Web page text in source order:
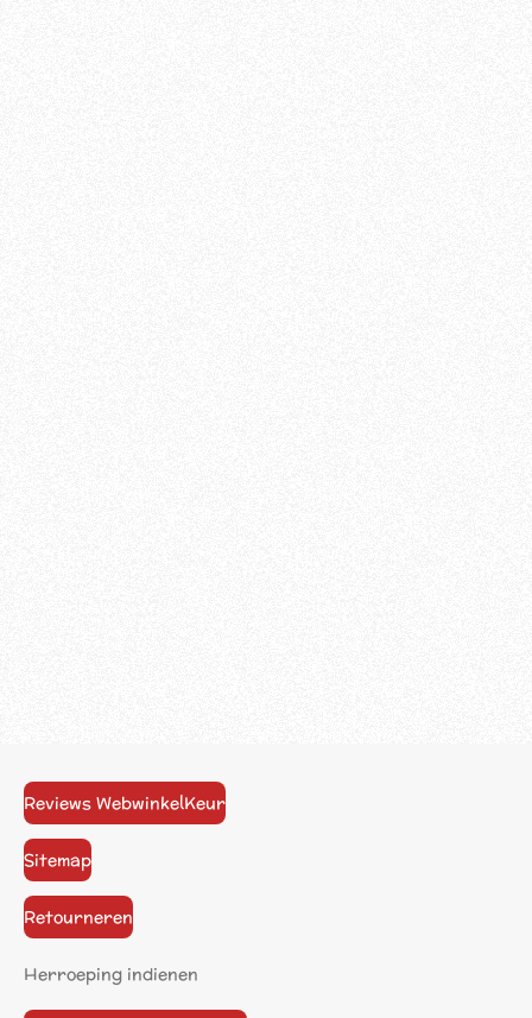
Reviews WebwinkelKeur
Sitemap
Retourneren
Herroeping indienen